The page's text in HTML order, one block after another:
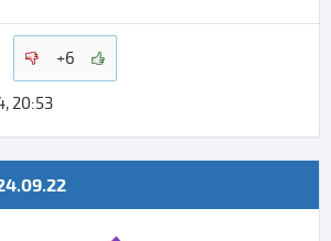
+6
20:53